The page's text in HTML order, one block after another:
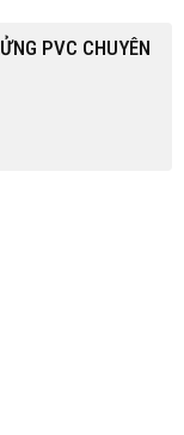
PVC CHUYÊN